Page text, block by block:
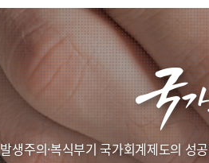
발생주의·복식부기 국가회계제도의 성